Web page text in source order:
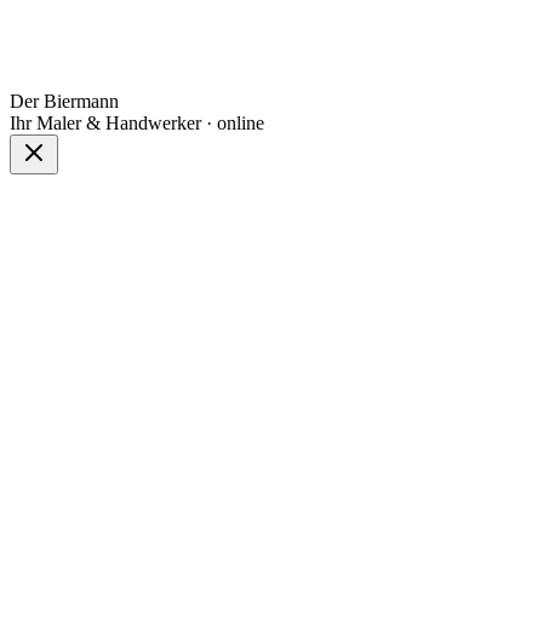
Der Biermann
Ihr Maler & Handwerker · online